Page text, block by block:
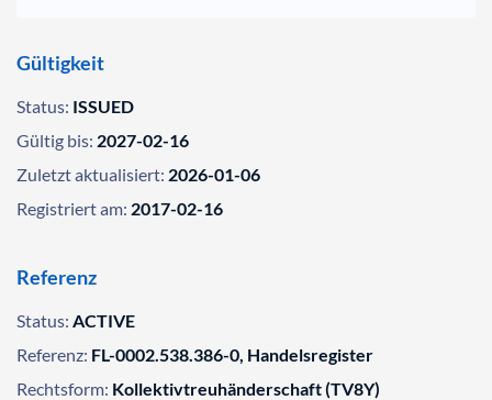
Gültigkeit
Status: ISSUED
Gültig bis: 2027-02-16
Zuletzt aktualisiert: 2026-01-06
Registriert am: 2017-02-16
Referenz
Status: ACTIVE
Referenz: FL-0002.538.386-0, Handelsregister
Rechtsform: Kollektivtreuhänderschaft (TV8Y)